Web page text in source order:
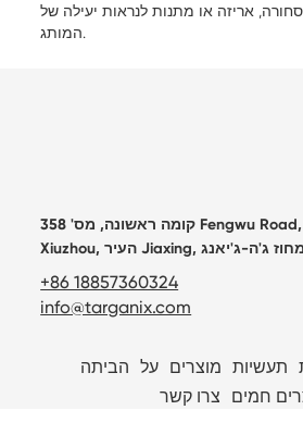
אריזה או מתנות לנראות יעילה של
המותג.
קומה ראשונה, מס' 358 Fengwu Road, העיר שינצ'נג, מחוז
Xiuzhou, העיר Jiaxing, מחוז ג'ה-ג'יאנג
+86 18857360324
info@targanix.com
הביתה על מוצרים תעשיות
צרו קשר
חמים